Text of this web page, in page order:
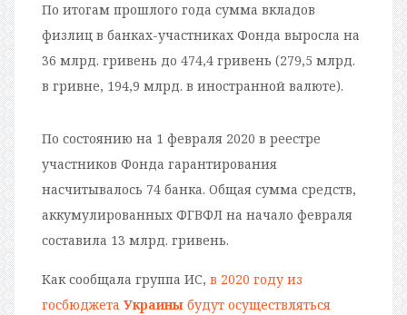
По итогам прошлого года сумма вкладов
физлиц в банках-участниках Фонда выросла на
36 млрд. гривень до 474,4 гривень (279,5 млрд.
в гривне, 194,9 млрд. в иностранной валюте).
По состоянию на 1 февраля 2020 в реестре
участников Фонда гарантирования
насчитывалось 74 банка. Общая сумма средств,
аккумулированных ФГВФЛ на начало февраля
составила 13 млрд. гривень.
Как сообщала группа ИС, в 2020 году из
госбюджета Украины будут осуществляться